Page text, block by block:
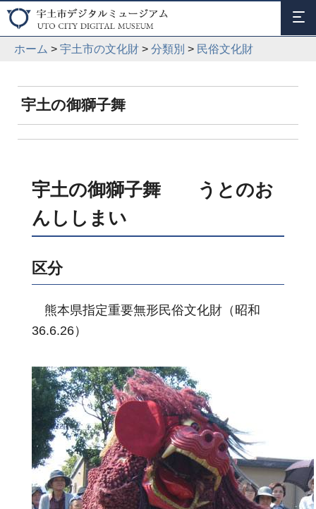
ホーム > 宇土市の文化財 > 分類別 > 民俗文化財
宇土の御獅子舞
宇土の御獅子舞 うとのお
んししまい
区分
熊本県指定重要無形民俗文化財（昭和
36.6.26）